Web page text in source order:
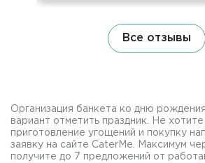
Все отзывы
Организация банкета ко дню
вариант отметить праздник. Не
приготовление угощений и покупку
заявку на сайте CaterMe. Максимум
получите до 7 предложений от